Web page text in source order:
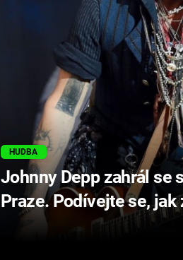
HUDBA
Johnny Depp zahrál se
Praze. Podívejte se,